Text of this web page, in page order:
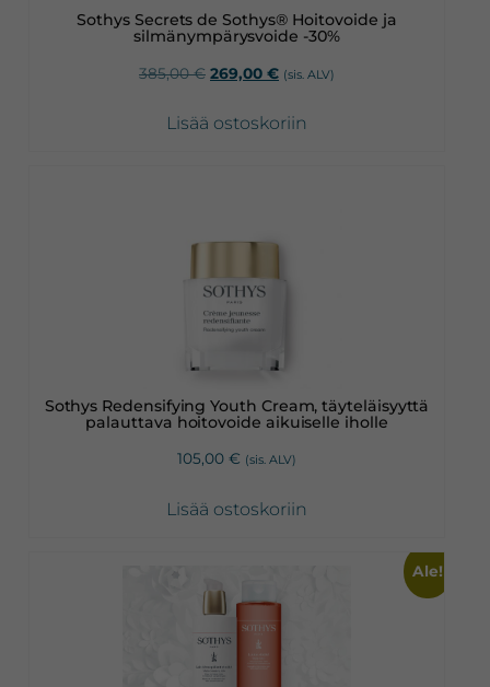
Sothys Secrets de Sothys® Hoitovoide ja
silmänympärysvoide -30%
385,00€ Alkuperäinen
oli:
269,00 €Nykyinen
on:
(sis. ALV)
Lisää ostoskoriin
Sothys Redensifying Youth Cream, täyteläisyyttä
palauttava hoitovoide aikuiselle iholle
105,00 € (sis. ALV)
Lisää ostoskoriin
Ale!